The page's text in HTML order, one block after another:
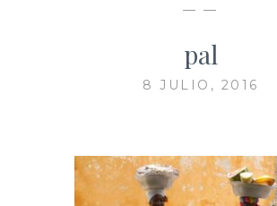
— —
pal
8 JULIO, 2016